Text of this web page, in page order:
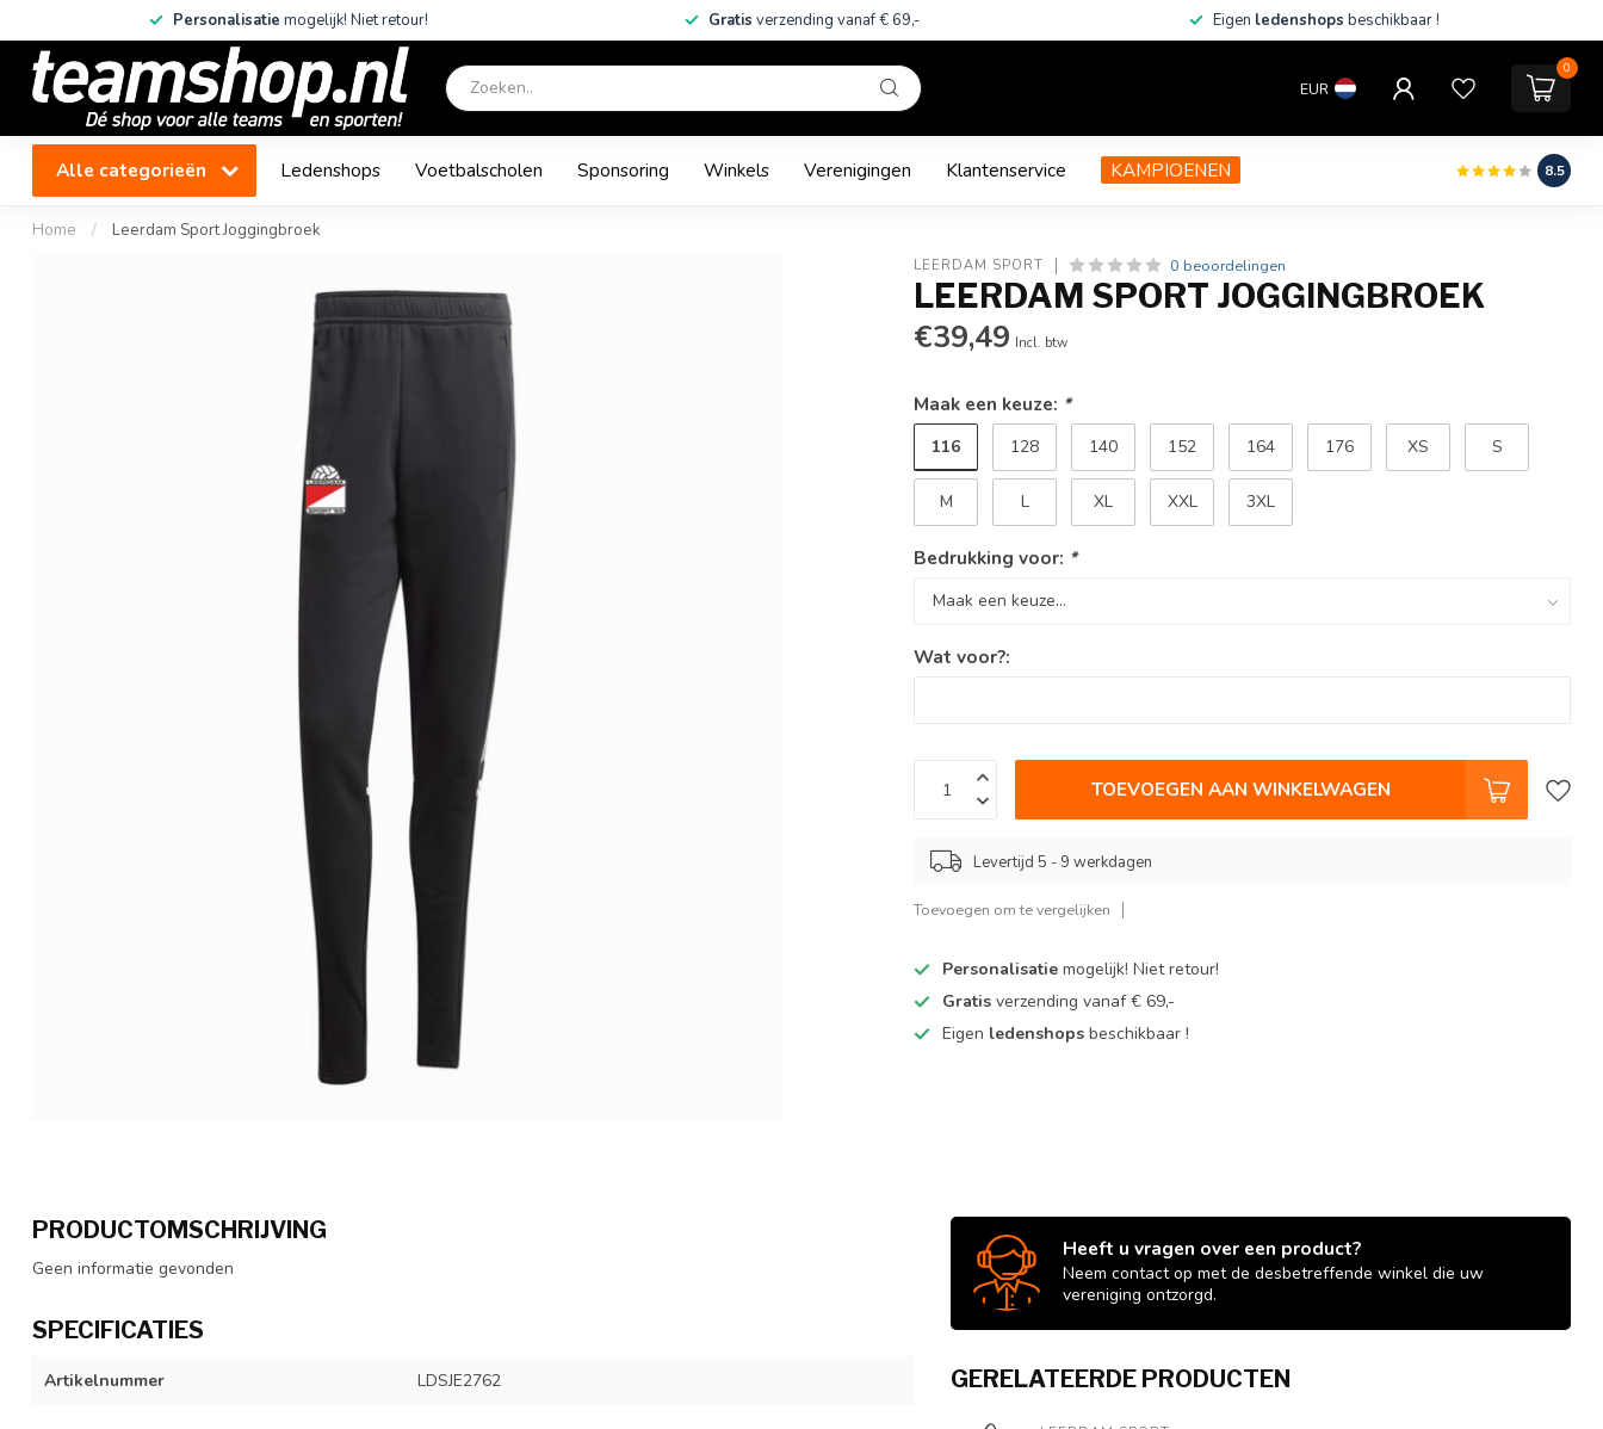
Personalisatie mogelijk! Niet retour! Gratis verzending vanaf € 69,- Eigen ledenshops beschikbaar !
EUR
0
Alle categorieën Ledenshops Voetbalscholen Sponsoring Winkels Verenigingen Klantenservice KAMPIOENEN 8.5
Home / Leerdam Sport Joggingbroek
LEERDAM SPORT 0 beoordelingen
LEERDAM SPORT JOGGINGBROEK
€39,49 Incl. btw
Maak een keuze: *
116 128 140 152 164 176 XS S
M L XL XXL 3XL
Bedrukking voor: *
Wat voor?:
TOEVOEGEN AAN WINKELWAGEN
Levertijd 5 - 9 werkdagen
Toevoegen om te vergelijken
Personalisatie mogelijk! Niet retour!
Gratisverzending vanaf € 69,-
Eigen ledenshopsbeschikbaar !
PRODUCTOMSCHRIJVING
Geen informatie gevonden
SPECIFICATIES
Artikelnummer LDSJE2762
Heeft u vragen over een product?
Neem contact op met de desbetreffende winkel die uw
vereniging ontzorgd.
GERELATEERDE PRODUCTEN